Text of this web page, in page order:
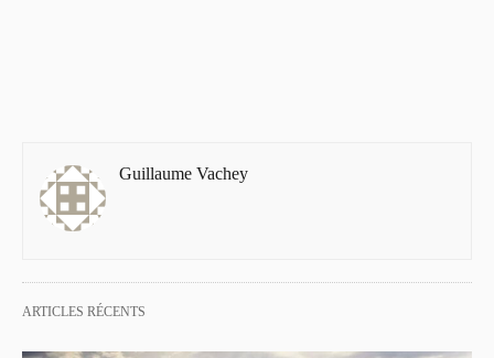
Guillaume Vachey
ARTICLES RÉCENTS